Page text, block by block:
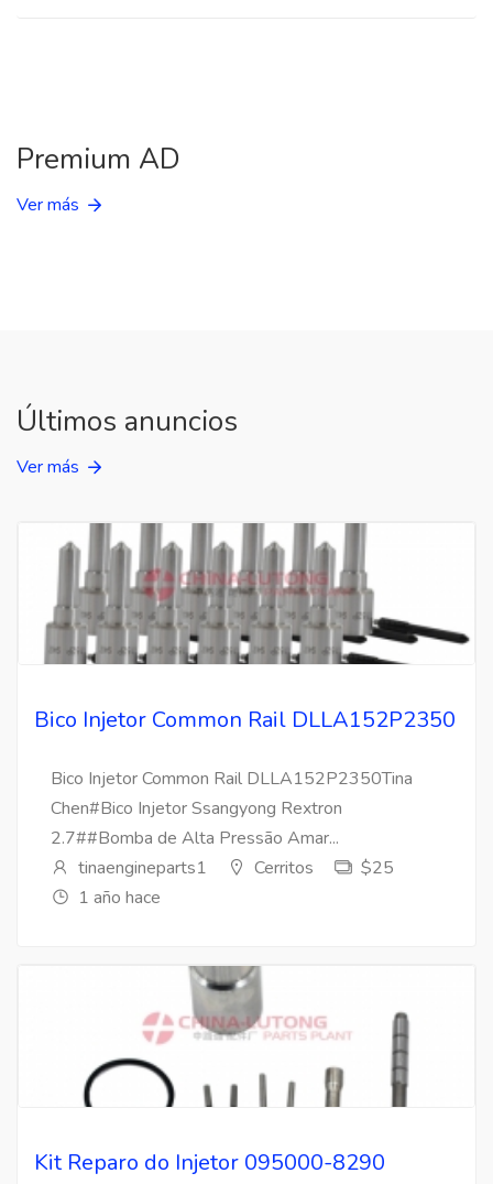
Premium AD
Ver más
Últimos anuncios
Ver más
Bico Injetor Common Rail DLLA152P2350
Bico Injetor Common Rail DLLA152P2350Tina
Chen#Bico Injetor Ssangyong Rextron
2.7##Bomba de Alta Pressão Amar...
tinaengineparts1
Cerritos
$25
1 año hace
Kit Reparo do Injetor 095000-8290